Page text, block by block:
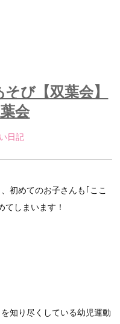
び【双葉会】
会
日記
初めてのお子さんも｢ここ
てしまいます！
知り尽くしている幼児運動